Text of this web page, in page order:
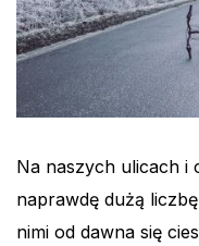
Na naszych ulicach i
naprawdę dużą
nimi od dawna się